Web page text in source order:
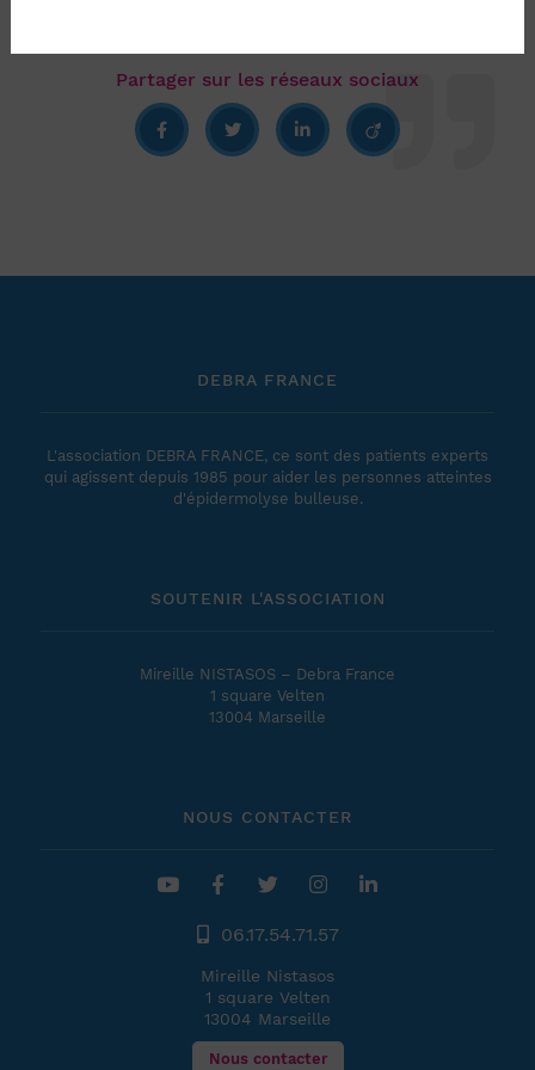
DEBRA FRANCE
L'association DEBRA FRANCE, ce sont des patients experts
qui agissent depuis 1985 pour aider les personnes atteintes
d'épidermolyse bulleuse.
SOUTENIR L'ASSOCIATION
Mireille NISTASOS – Debra France
1 square Velten
13004 Marseille
NOUS CONTACTER
06.17.54.71.57
Mireille Nistasos
1 square Velten
13004 Marseille
Nous contacter